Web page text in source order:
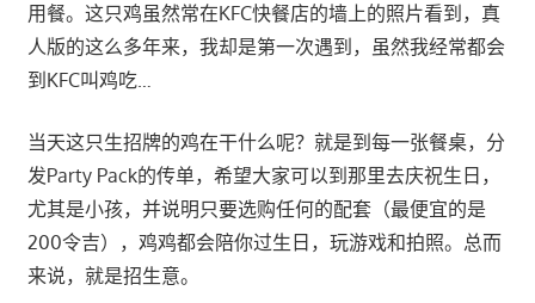
用餐。这只鸡虽然常在KFC快餐店的墙上的照片看到，真
人版的这么多年来，我却是第一次遇到，虽然我经常都会
到KFC叫鸡吃…
当天这只生招牌的鸡在干什么呢？就是到每一张餐桌，分
发Party Pack的传单，希望大家可以到那里去庆祝生日，
尤其是小孩，并说明只要选购任何的配套（最便宜的是
200令吉），鸡鸡都会陪你过生日，玩游戏和拍照。总而
来说，就是招生意。